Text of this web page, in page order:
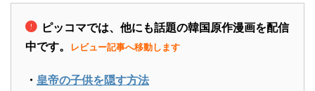
ピッコマでは、他にも話題の韓国原作漫画を配信
中です。
レビュー記事へ移動します
・ 皇帝の子供を隠す方法